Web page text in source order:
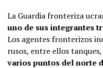
La Guardia fronteriza
uno de sus integrantes
Los agentes fronterizos
rusos, entre ellos tanques,
varios puntos del norte